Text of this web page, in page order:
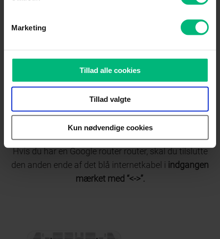
Marketing
Tillad alle cookies
Tillad valgte
Kun nødvendige cookies
c)
Har du en Google Nest router?
Hvis du har en Google router router, skal du tilslutte
den anden ende af det blå internetkabel i indgangen
mærket med “<->”.